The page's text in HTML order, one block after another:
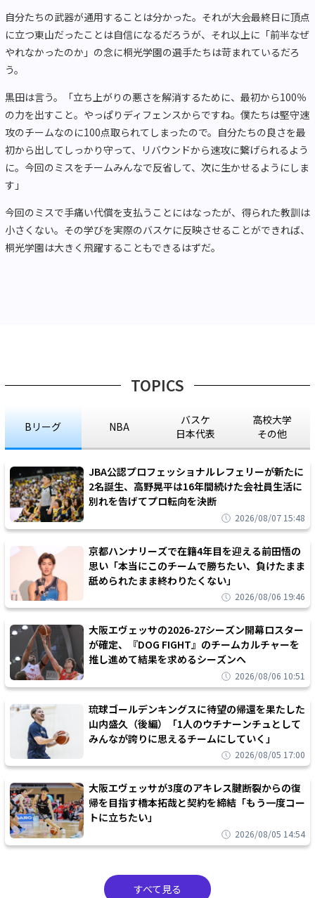
自分たちの武器が通用することは分かった。それが大会最終日に頂点
に立つ東山だったことは自信になるだろうが、それ以上に「前半なぜ
やれなかったのか」の念に桐光学園の選手たちは苛まれているだろ
う。
黒田は言う。「立ち上がりの悪さを解消するために、最初から100％
の力を出すこと。やっぱりディフェンスからですね。僕たちは堅守速
攻のチームなのに100点取られてしまったので。自分たちの良さを最
初から出してしっかり守って、リバウンドから速攻に繋げられるよう
に。今回のミスをチームみんなで反省して、次に生かせるようにしま
す」
今回のミスで手痛い代償を支払うことにはなったが、得られた教訓は
小さくない。その学びを実際のバスケに反映させることができれば、
桐光学園は大きく飛躍することもできるはずだ。
TOPICS
Bリーグ NBA
バスケ
日本代表
高校大学
その他
JBA公認プロフェッショナルレフェリーが新たに
2名誕生、高野晃平は16年間続けた会社員生活に
別れを告げてプロ転向を決断
2026/08/07 15:48
京都ハンナリーズで在籍4年目を迎える前田悟の
思い「本当にこのチームで勝ちたい、負けたまま
舐められたまま終わりたくない」
2026/08/06 19:46
大阪エヴェッサの2026-27シーズン開幕ロスター
が確定、『DOG FIGHT』のチームカルチャーを
推し進めて結果を求めるシーズンへ
2026/08/06 10:51
琉球ゴールデンキングスに待望の帰還を果たした
山内盛久（後編）「1人のウチナーンチュとして
みんなが誇りに思えるチームにしていく」
2026/08/05 17:00
大阪エヴェッサが3度のアキレス腱断裂からの復
帰を目指す橋本拓哉と契約を締結「もう一度コー
トに立ちたい」
2026/08/05 14:54
すべて見る